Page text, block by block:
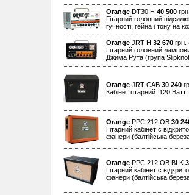
Orange DT30 H 40 500
Гітарний головний
гучності, гейна і тону на
Orange JRT-H 32 670 грн.
Гітарний головний
Джима Рута (група
Orange JRT-CAB 30 240
Кабінет гітарний. 120
Orange PPC 212 OB 30
Гітарний кабінет c
фанери (балтійська
Orange PPC 212 OB BLK
Гітарний кабінет c
фанери (балтійська